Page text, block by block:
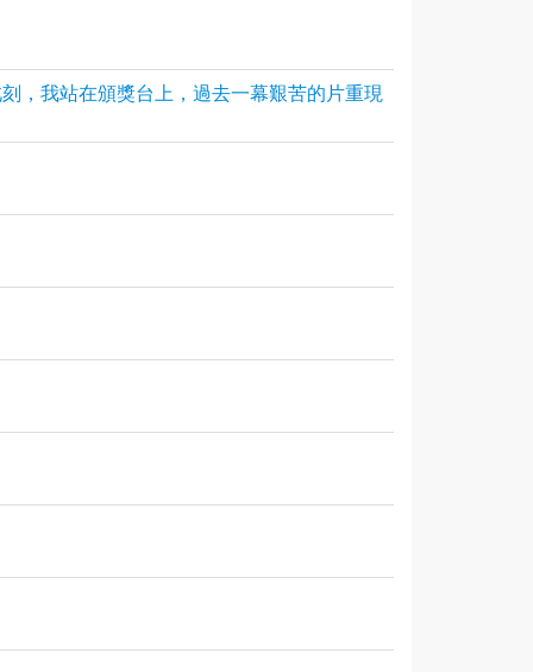
，我站在頒獎台上，過去一幕艱苦的片重現